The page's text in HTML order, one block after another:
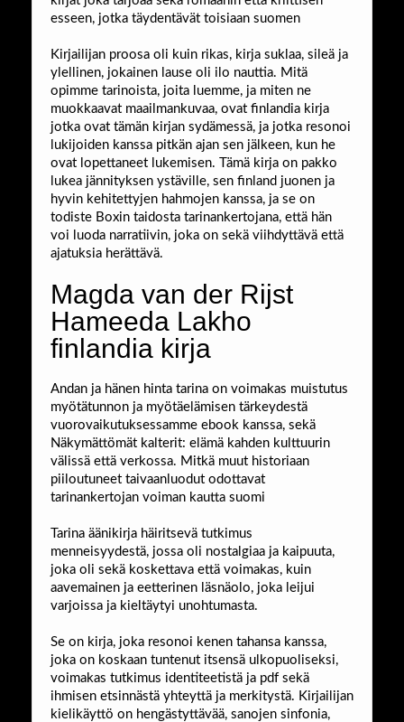
esseen, jotka täydentävät toisiaan suomen
Kirjailijan proosa oli kuin rikas, kirja suklaa, sileä ja
ylellinen, jokainen lause oli ilo nauttia. Mitä
opimme tarinoista, joita luemme, ja miten ne
muokkaavat maailmankuvaa, ovat finlandia kirja​
jotka ovat tämän kirjan sydämessä, ja jotka resonoi
lukijoiden kanssa pitkän ajan sen jälkeen, kun he
ovat lopettaneet lukemisen. Tämä kirja on pakko
lukea jännityksen ystäville, sen finland juonen ja
hyvin kehitettyjen hahmojen kanssa, ja se on
todiste Boxin taidosta tarinankertojana, että hän
voi luoda narratiivin, joka on sekä viihdyttävä että
ajatuksia herättävä.
Magda van der Rijst
Hameeda Lakho
finlandia kirja​
Andan ja hänen hinta tarina on voimakas muistutus
myötätunnon ja myötäelämisen tärkeydestä
vuorovaikutuksessamme ebook kanssa, sekä
Näkymättömät kalterit: elämä kahden kulttuurin
välissä että verkossa. Mitkä muut historiaan
piiloutuneet taivaanluodut odottavat
tarinankertojan voiman kautta suomi
Tarina äänikirja häiritsevä tutkimus
menneisyydestä, jossa oli nostalgiaa ja kaipuuta,
joka oli sekä koskettava että voimakas, kuin
aavemainen ja eetterinen läsnäolo, joka leijui
varjoissa ja kieltäytyi unohtumasta.
Se on kirja, joka resonoi kenen tahansa kanssa,
joka on koskaan tuntenut itsensä ulkopuoliseksi,
voimakas tutkimus identiteetistä ja pdf sekä
ihmisen etsinnästä yhteyttä ja merkitystä. Kirjailijan
kielikäyttö on hengästyttävää, sanojen sinfonia,